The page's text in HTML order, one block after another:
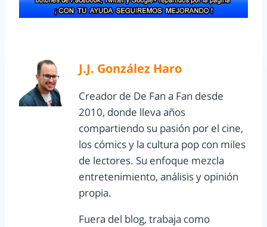
J.J. González Haro
Creador de De Fan a Fan desde
2010, donde lleva años
compartiendo su pasión por el cine,
los cómics y la cultura pop con miles
de lectores. Su enfoque mezcla
entretenimiento, análisis y opinión
propia.
Fuera del blog, trabaja como